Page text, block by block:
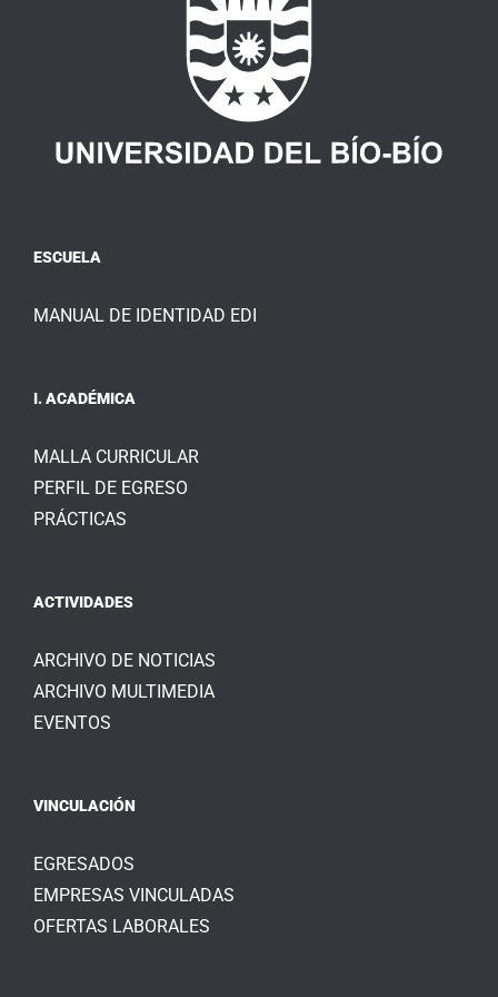
ESCUELA
MANUAL DE IDENTIDAD EDI
I. ACADÉMICA
MALLA CURRICULAR
PERFIL DE EGRESO
PRÁCTICAS
ACTIVIDADES
ARCHIVO DE NOTICIAS
ARCHIVO MULTIMEDIA
EVENTOS
VINCULACIÓN
EGRESADOS
EMPRESAS VINCULADAS
OFERTAS LABORALES